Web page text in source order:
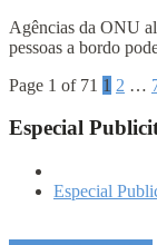
Agências da ONU
pessoas a bordo
Page 1 of 71 1 2 …
Especial
Especial